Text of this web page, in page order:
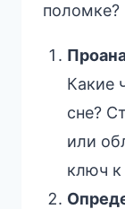
поломке?
Какие
сне?
или
ключ